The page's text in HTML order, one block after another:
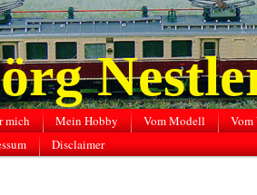
mich Mein Hobby Vom Modell
Disclaimer